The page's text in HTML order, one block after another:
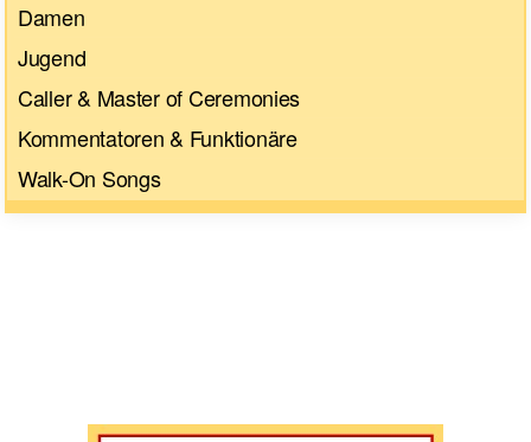
Damen
Jugend
Caller & Master of Ceremonies
Kommentatoren & Funktionäre
Walk-On Songs